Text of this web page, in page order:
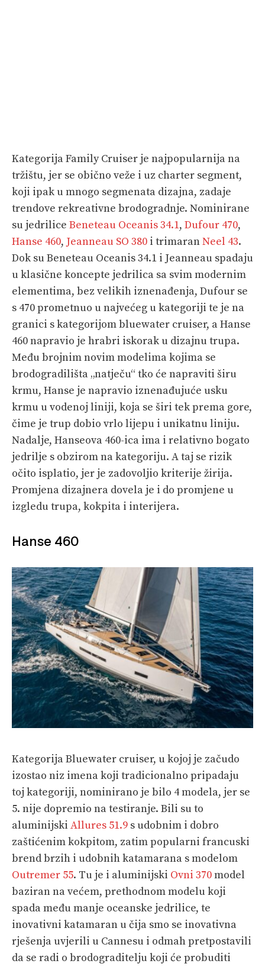
Kategorija Family Cruiser je najpopularnija na
tržištu, jer se obično veže i uz charter segment,
koji ipak u mnogo segmenata dizajna, zadaje
trendove rekreativne brodogradnje. Nominirane
su jedrilice Beneteau Oceanis 34.1, Dufour 470,
Hanse 460, Jeanneau SO 380 i trimaranNeel 43.
Dok su Beneteau Oceanis 34.1 i Jeanneau spadaju
u klasične koncepte jedrilica sa svim modernim
elementima, bez velikih iznenađenja, Dufour se
s 470 prometnuo u najvećeg u kategoriji te je na
granici s kategorijom bluewater cruiser, a Hanse
460 napravio je hrabri iskorak u dizajnu trupa.
Među brojnim novim modelima kojima se
brodogradilišta „natječu“ tko će napraviti širu
krmu, Hanse je napravio iznenađujuće usku
krmu u vodenoj liniji, koja se širi tek prema gore,
čime je trup dobio vrlo lijepu i unikatnu liniju.
Nadalje, Hanseova 460-ica ima i relativno bogato
jedrilje s obzirom na kategoriju. A taj se rizik
očito isplatio, jer je zadovoljio kriterije žirija.
Promjena dizajnera dovela je i do promjene u
izgledu trupa, kokpita i interijera.
Hanse 460
Kategorija Bluewater cruiser, u kojoj je začudo
izostao niz imena koji tradicionalno pripadaju
toj kategoriji, nominirano je bilo 4 modela, jer se
5. nije dopremio na testiranje. Bili su to
aluminijski Allures 51.9 s udobnim i dobro
zaštićenim kokpitom, zatim popularni francuski
brend brzih i udobnih katamarana s modelom
Outremer 55. Tu je i aluminijski Ovni 370model
baziran na većem, prethodnom modelu koji
spada među manje oceanske jedrilice, te
inovativni katamaran u čija smo se inovativna
rješenja uvjerili u Cannesu i odmah pretpostavili
da se radi o brodograditelju koji će probuditi